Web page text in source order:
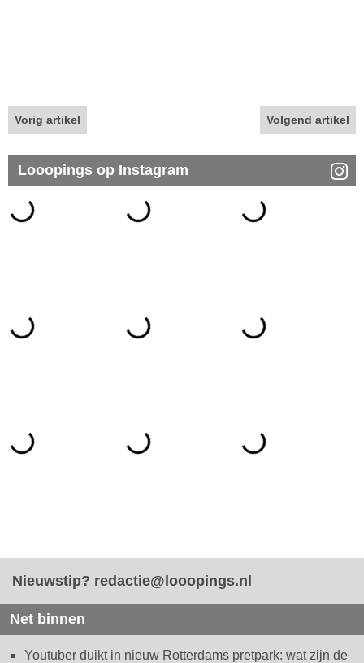
Vorig artikel Volgend artikel
Looopings op Instagram
Nieuwstip? redactie@looopings.nl
Net binnen
Youtuber duikt in nieuw Rotterdams pretpark: wat zijn de